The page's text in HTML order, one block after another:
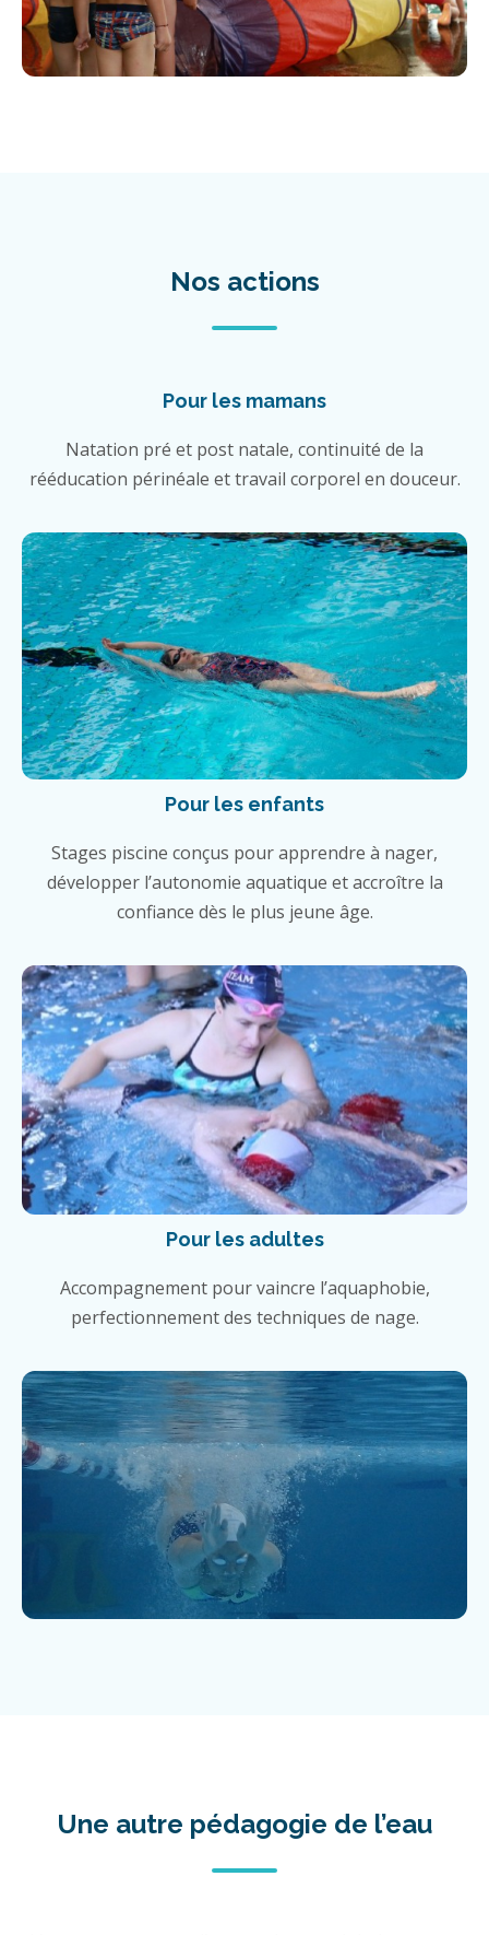
Nos actions
Pour les mamans
Natation pré et post natale, continuité de la
rééducation périnéale et travail corporel en douceur.
Pour les enfants
Stages piscine conçus pour apprendre à nager,
développer l’autonomie aquatique et accroître la
confiance dès le plus jeune âge.
Pour les adultes
Accompagnement pour vaincre l’aquaphobie,
perfectionnement des techniques de nage.
Une autre pédagogie de l’eau